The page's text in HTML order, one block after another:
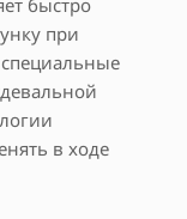
при
в ходе